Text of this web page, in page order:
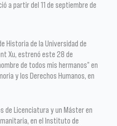
a partir del 11 de septiembre de
Historia de la Universidad de
Xu, estrenó este 28 de
de todos mis hermanos” en
y los Derechos Humanos, en
de Licenciatura y un Máster en
en el Instituto de